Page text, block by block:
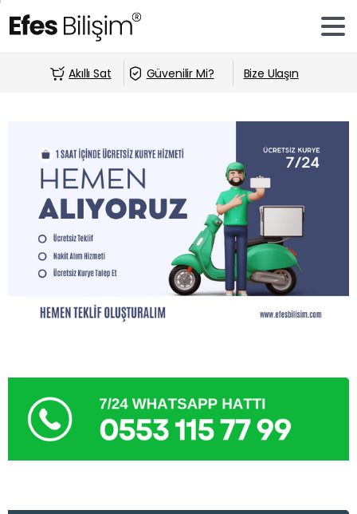
Akıllı Sat Güvenilir Mi? Bize Ulaşın